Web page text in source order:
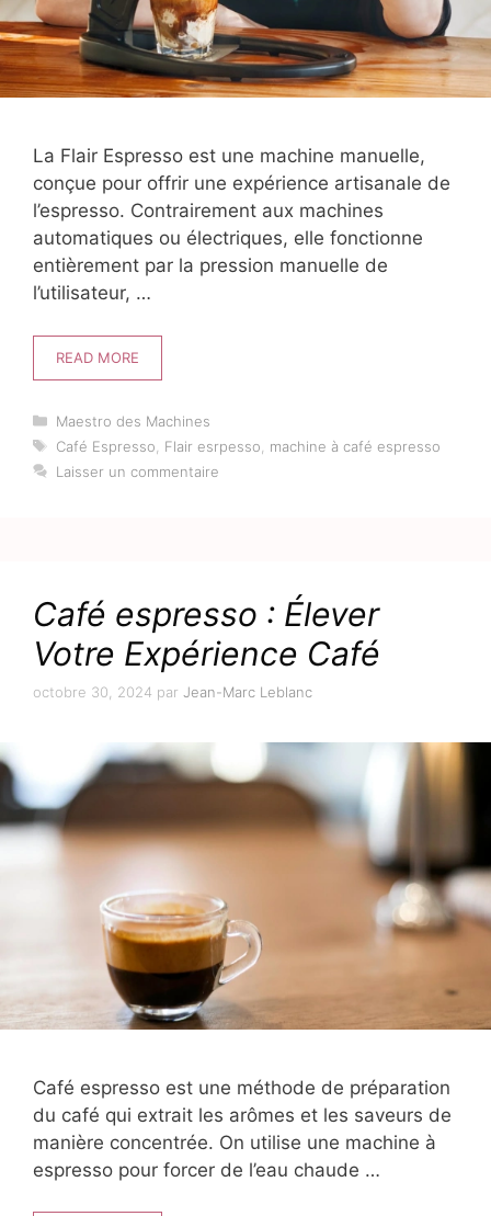
La Flair Espresso est une machine manuelle,
conçue pour offrir une expérience artisanale de
l’espresso. Contrairement aux machines
automatiques ou électriques, elle fonctionne
entièrement par la pression manuelle de
l’utilisateur, …
READ MORE
Catégories
Maestro des Machines
Étiquettes
Café Espresso Flair esrpesso
machine à café espresso
Laisser un commentaire
Café espresso : Élever
Votre Expérience Café
octobre 30, 2024 par Jean-Marc Leblanc
Café espresso est une méthode de préparation
du café qui extrait les arômes et les saveurs de
manière concentrée. On utilise une machine à
espresso pour forcer de l’eau chaude …